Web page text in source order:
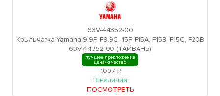
63V-44352-00
Крыльчатка Yamaha 9.9F, F9.9C, 15F, F15A, F15B, F15C, F20B
63V-44352-00 (ТАЙВАНЬ)
лучшее предложение
цена/качество
1007 Р
В наличии
ПОСМОТРЕТЬ